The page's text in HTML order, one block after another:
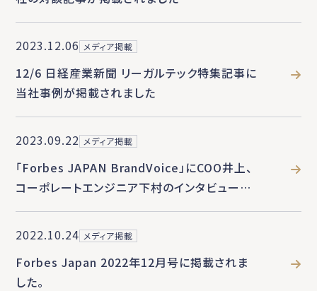
2023.12.06 メディア掲載
12/6 日経産業新聞 リーガルテック特集記事に
当社事例が掲載されました
2023.09.22 メディア掲載
「Forbes JAPAN BrandVoice」にCOO井上、
コーポレートエンジニア下村のインタビューが
掲載されました
2022.10.24 メディア掲載
Forbes Japan 2022年12月号に掲載されま
した。